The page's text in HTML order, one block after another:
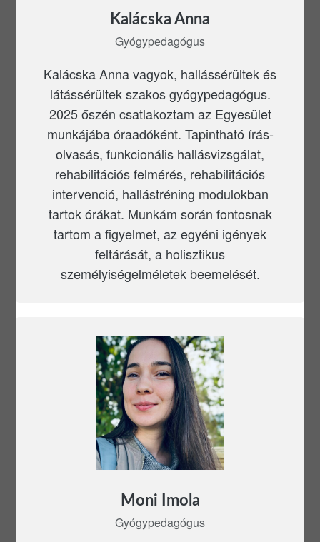
Kalácska Anna
Gyógypedagógus
Kalácska Anna vagyok, hallássérültek és
látássérültek szakos gyógypedagógus.
2025 őszén csatlakoztam az Egyesület
munkájába óraadóként. Tapintható írás-
olvasás, funkcionális hallásvizsgálat,
rehabilitációs felmérés, rehabilitációs
intervenció, hallástréning modulokban
tartok órákat. Munkám során fontosnak
tartom a figyelmet, az egyéni igények
feltárását, a holisztikus
személyiségelméletek beemelését.
Moni Imola
Gyógypedagógus